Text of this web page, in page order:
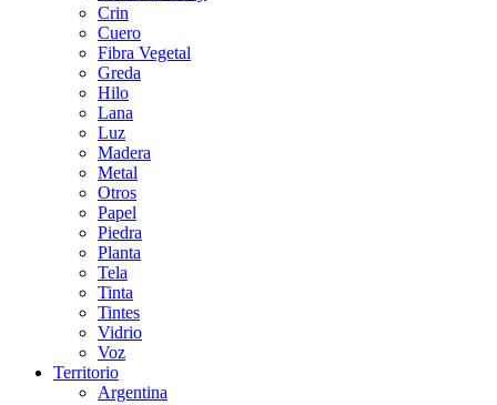
Crin
Cuero
Fibra Vegetal
Greda
Hilo
Lana
Luz
Madera
Metal
Otros
Papel
Piedra
Planta
Tela
Tinta
Tintes
Vidrio
Voz
Territorio
Argentina